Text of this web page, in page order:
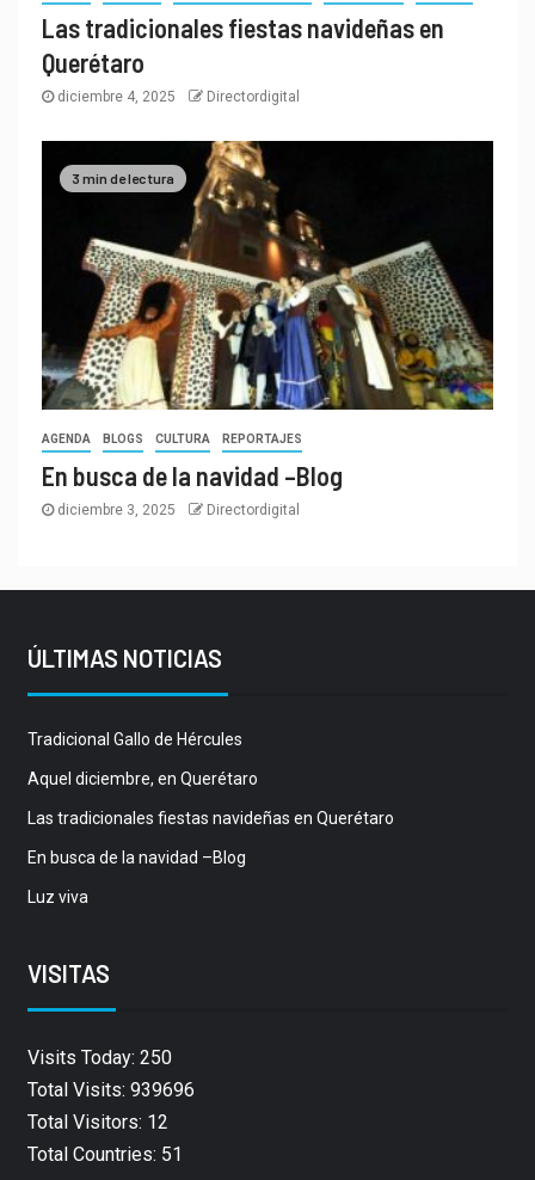
Las tradicionales fiestas navideñas en
Querétaro
diciembre 4, 2025 Directordigital
3 min de lectura
AGENDA BLOGS CULTURA REPORTAJES
En busca de la navidad –Blog
diciembre 3, 2025 Directordigital
ÚLTIMAS NOTICIAS
Tradicional Gallo de Hércules
Aquel diciembre, en Querétaro
Las tradicionales fiestas navideñas en Querétaro
En busca de la navidad –Blog
Luz viva
VISITAS
Visits Today: 250
Total Visits: 939696
Total Visitors: 12
Total Countries: 51